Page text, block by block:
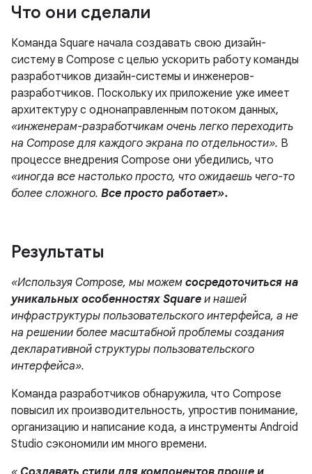
Что они сделали
Команда Square начала создавать свою дизайн-
систему в Compose с целью ускорить работу команды
разработчиков дизайн-системы и инженеров-
разработчиков. Поскольку их приложение уже имеет
архитектуру с однонаправленным потоком данных,
«инженерам-разработчикам очень легко переходить
на Compose для каждого экрана по отдельности». В
процессе внедрения Compose они убедились, что
«иногда все настолько просто, что ожидаешь чего-то
более сложного. Все просто работает».
Результаты
«Используя Compose, мы можем сосредоточиться на
уникальных особенностях Square и нашей
инфраструктуры пользовательского интерфейса, а не
на решении более масштабной проблемы создания
декларативной структуры пользовательского
интерфейса».
Команда разработчиков обнаружила, что Compose
повысил их производительность, упростив понимание,
организацию и написание кода, а инструменты Android
Studio сэкономили им много времени.